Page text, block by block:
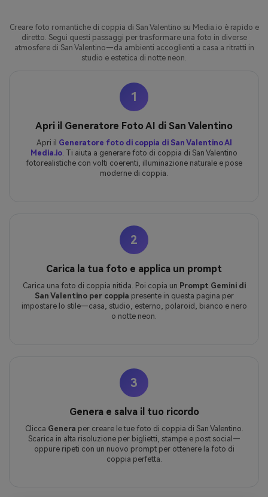
Creare foto romantiche di coppia di San Valentino su Media.io è rapido e
diretto. Segui questi passaggi per trasformare una foto in diverse
atmosfere di San Valentino—da ambienti accoglienti a casa a ritratti in
studio e estetica di notte neon.
1
Apri il Generatore Foto AI di San Valentino
Apri il Generatore foto di coppia di San Valentino AI
Media.io. Ti aiuta a generare foto di coppia di San Valentino
fotorealistiche con volti coerenti, illuminazione naturale e pose
moderne di coppia.
2
Carica la tua foto e applica un prompt
Carica una foto di coppia nitida. Poi copia un Prompt Gemini di
San Valentino per coppia presente in questa pagina per
impostare lo stile—casa, studio, esterno, polaroid, bianco e nero
o notte neon.
3
Genera e salva il tuo ricordo
Clicca Genera per creare le tue foto di coppia di San Valentino.
Scarica in alta risoluzione per biglietti, stampe e post social—
oppure ripeti con un nuovo prompt per ottenere la foto di
coppia perfetta.